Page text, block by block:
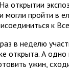
открытии
могли пройти в
к
в неделю
открыта. А
ужин,